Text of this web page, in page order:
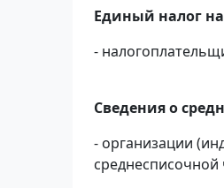
Единый налог
-
Сведения о
- организации
среднесписочной